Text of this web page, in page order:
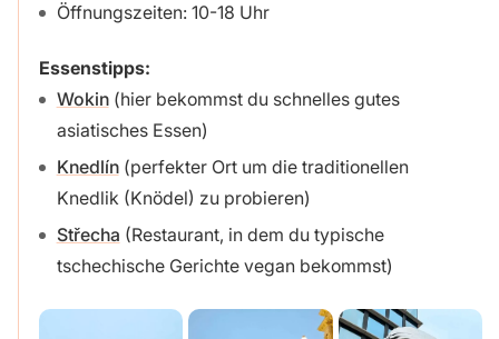
Öffnungszeiten: 10-18 Uhr
Essenstipps:
Wokin(hier bekommst du schnelles gutes
asiatisches Essen)
Knedlín(perfekter Ort um die traditionellen
Knedlik (Knödel) zu probieren)
Střecha (Restaurant, in dem du typische
tschechische Gerichte vegan bekommst)